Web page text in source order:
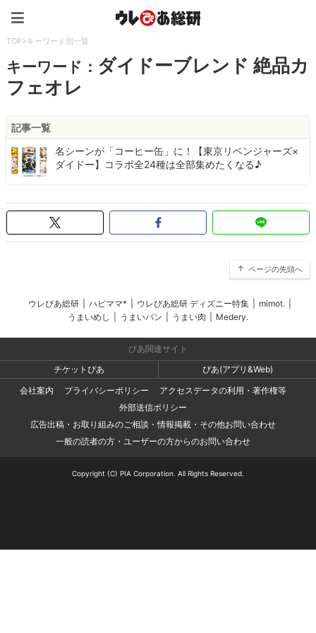
TOP>キーワード別一覧
キーワード： ダイドーブレンド 絶品カ
フェオレ
記事一覧
名シーンが「コーヒー缶」に！【東京リベンジャーズ×
ダイドー】コラボ全24種は全部集めたくなる♪
ページの先頭へ
ウレぴあ総研 ハピママ* ウレぴあ総研 ディズニー特集 mimot.
うまいめし
うまいパン うまい肉 Medery.
ぴあ関連サイト
チケットぴあ
ぴあ(アプリ&Web)
会社案内
プライバシーポリシー
アクセスデータの利用・著作権等
外部送信ポリシー
広告出稿・お取り組みのご相談・情報掲載・その他お問い合わせ
一般の読者の方・ユーザーの方からのお問い合わせ
Copyright (C) PIA Corporation. All Rights Reserved.